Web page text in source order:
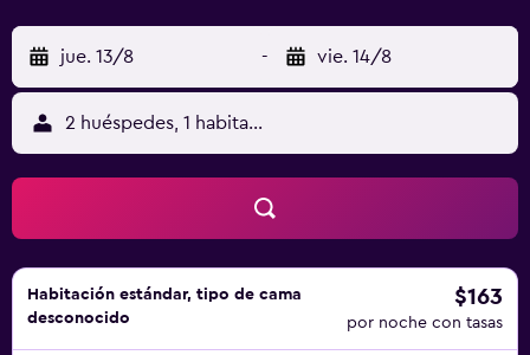
Haadrin Resort se halla a 30 minutos en coche del muelle
de Thong Sala, a 1 hora en coche del parque nacional de la
cascada de Phaeng y a 20 minutos en coche de Wat Khao
Tam.
jue. 13/8 - vie. 14/8
2 huéspedes, 1 habitación
Habitación estándar, tipo de cama
desconocido
$163
por noche con tasas